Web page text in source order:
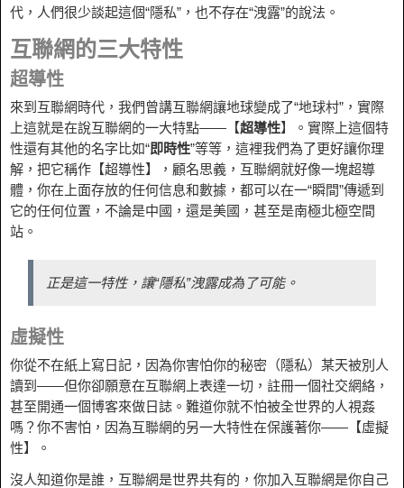
代，人們很少談起這個“隱私”，也不存在“洩露”的說法。
互聯網的三大特性
超導性
來到互聯網時代，我們曾講互聯網讓地球變成了“地球村”，實際
上這就是在說互聯網的一大特點——【超導性】。實際上這個特
性還有其他的名字比如“即時性”等等，這裡我們為了更好讓你理
解，把它稱作【超導性】，顧名思義，互聯網就好像一塊超導
體，你在上面存放的任何信息和數據，都可以在一“瞬間”傳遞到
它的任何位置，不論是中國，還是美國，甚至是南極北極空間
站。
正是這一特性，讓“隱私”洩露成為了可能。
虛擬性
你從不在紙上寫日記，因為你害怕你的秘密（隱私）某天被別人
讀到——但你卻願意在互聯網上表達一切，註冊一個社交網絡，
甚至開通一個博客來做日誌。難道你就不怕被全世界的人視姦
嗎？你不害怕，因為互聯網的另一大特性在保護著你——【虛擬
性】。
沒人知道你是誰，互聯網是世界共有的，你加入互聯網是你自己